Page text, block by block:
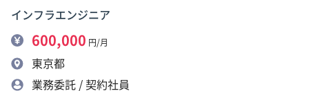
インフラエンジニア
600,000 円/月
東京都
業務委託 / 契約社員